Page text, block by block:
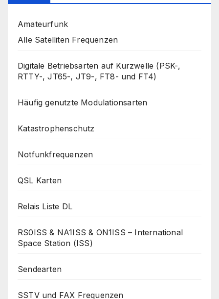
Amateurfunk
Alle Satelliten Frequenzen
Digitale Betriebsarten auf Kurzwelle (PSK-,
RTTY-, JT65-, JT9-, FT8- und FT4)
Häufig genutzte Modulationsarten
Katastrophenschutz
Notfunkfrequenzen
QSL Karten
Relais Liste DL
RS0ISS & NA1ISS & ON1ISS – International
Space Station (ISS)
Sendearten
SSTV und FAX Frequenzen